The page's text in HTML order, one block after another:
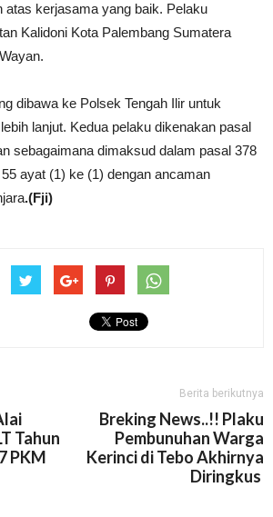
atas kerjasama yang baik. Pelaku
Kalidoni Kota Palembang Sumatera
dibawa ke Polsek Tengah Ilir untuk
lanjut. Kedua pelaku dikenakan pasal
sebagaimana dimaksud dalam pasal 378
ayat (1) ke (1) dengan ancaman
.(Fji)
Tahun
PKM
Berita berikutnya
Breking News..!! Plaku
Pembunuhan Warga
Kerinci di Tebo Akhirnya
Diringkus